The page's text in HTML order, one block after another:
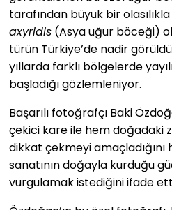
tarafından büyük bir
axyridis (Asya uğur böceği)
türün Türkiye’de nadir
yıllarda farklı bölgelerde
başladığı gözlemleniyor.
Başarılı fotoğrafçı Baki
çekici kare ile hem doğadaki
dikkat çekmeyi
sanatının doğayla kurduğu
vurgulamak istediğini ifade